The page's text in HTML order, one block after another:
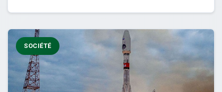
SOCIÉTÉ